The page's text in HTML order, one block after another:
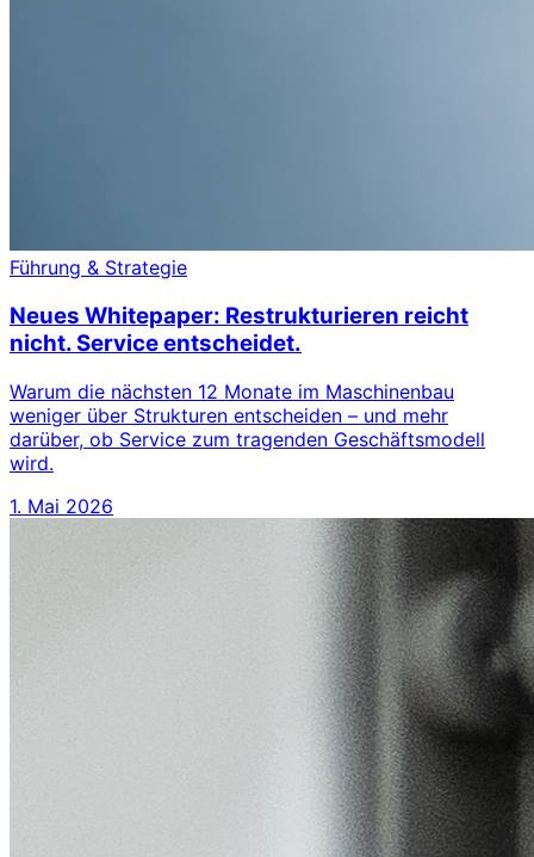
Führung & Strategie
Neues Whitepaper: Restrukturieren reicht
nicht. Service entscheidet.
Warum die nächsten 12 Monate im Maschinenbau
weniger über Strukturen entscheiden – und mehr
darüber, ob Service zum tragenden Geschäftsmodell
wird.
1. Mai 2026